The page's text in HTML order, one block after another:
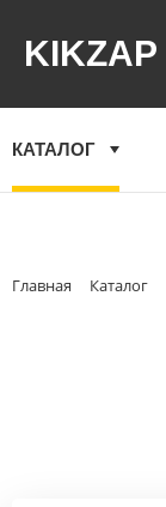
KIKZAP
КАТАЛОГ
Главная Каталог